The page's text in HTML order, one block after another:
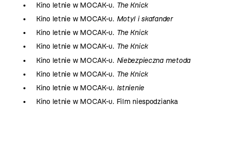
Kino letnie w MOCAK-u. The Knick
Kino letnie w MOCAK-u. Motyl i skafander
Kino letnie w MOCAK-u. The Knick
Kino letnie w MOCAK-u. The Knick
Kino letnie w MOCAK-u. Niebezpieczna metoda
Kino letnie w MOCAK-u. The Knick
Kino letnie w MOCAK-u. Istnienie
Kino letnie w MOCAK-u. Film niespodzianka